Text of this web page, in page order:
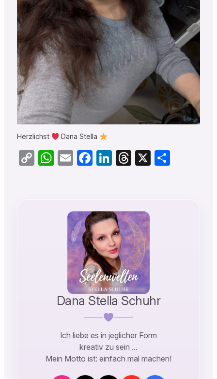
Herzlichst Dana Stella
CopyWhatsApp
EmailFacebook
LinkedIn
Threads
X Teilen
Dana Stella Schuhr
Ich liebe es in jeglicher Form
kreativ zu sein …
Mein Motto ist: einfach mal machen!